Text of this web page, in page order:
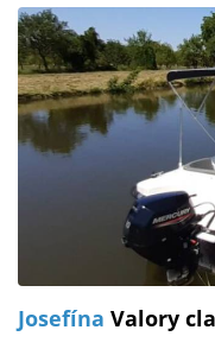
Josefína Valory